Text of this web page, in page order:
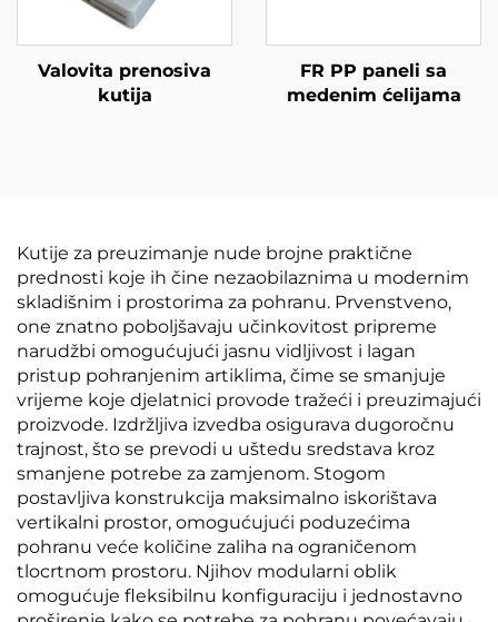
Valovita prenosiva
kutija
FR PP paneli sa
medenim ćelijama
Kutije za preuzimanje nude brojne praktične
prednosti koje ih čine nezaobilaznima u modernim
skladišnim i prostorima za pohranu. Prvenstveno,
one znatno poboljšavaju učinkovitost pripreme
narudžbi omogućujući jasnu vidljivost i lagan
pristup pohranjenim artiklima, čime se smanjuje
vrijeme koje djelatnici provode tražeći i preuzimajući
proizvode. Izdržljiva izvedba osigurava dugoročnu
trajnost, što se prevodi u uštedu sredstava kroz
smanjene potrebe za zamjenom. Stogom
postavljiva konstrukcija maksimalno iskorištava
vertikalni prostor, omogućujući poduzećima
pohranu veće količine zaliha na ograničenom
tlocrtnom prostoru. Njihov modularni oblik
omogućuje fleksibilnu konfiguraciju i jednostavno